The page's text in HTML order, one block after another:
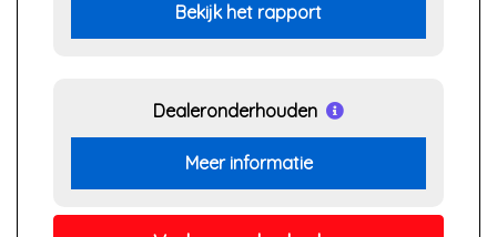
Bekijk het rapport
Dealeronderhouden
Meer informatie